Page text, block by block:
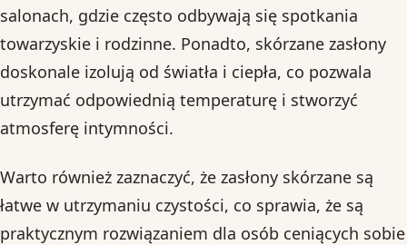
salonach, gdzie często odbywają się spotkania
towarzyskie i rodzinne. Ponadto, skórzane zasłony
doskonale izolują od światła i ciepła, co pozwala
utrzymać odpowiednią temperaturę i stworzyć
atmosferę intymności.
Warto również zaznaczyć, że zasłony skórzane są
łatwe w utrzymaniu czystości, co sprawia, że są
praktycznym rozwiązaniem dla osób ceniących sobie